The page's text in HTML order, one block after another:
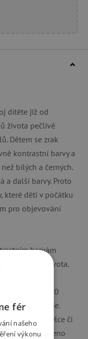
dítěte již od
života pečlivě
Dětem se zrak
kontrastní barvy a
bílých a černých.
a další barvy. Proto
které děti v počátku
pro objevování
barvám
měsících života.
rozvíjí i
pro děti od 0
příjemné textilie.
ať už v postýlce či
25 cm. Vyrobeno
fér
našeho
výkonu